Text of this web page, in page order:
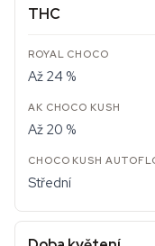
THC
Až 24 %
Až 20 %
Střední